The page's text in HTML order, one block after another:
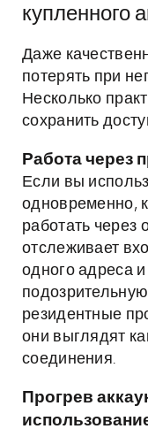
купленного
Даже
потерять при
Несколько
сохранить
Работа через
Если вы
одновременно,
работать через
отслеживает
одного адреса и
резидентные
они выглядят
соединения.
Прогрев